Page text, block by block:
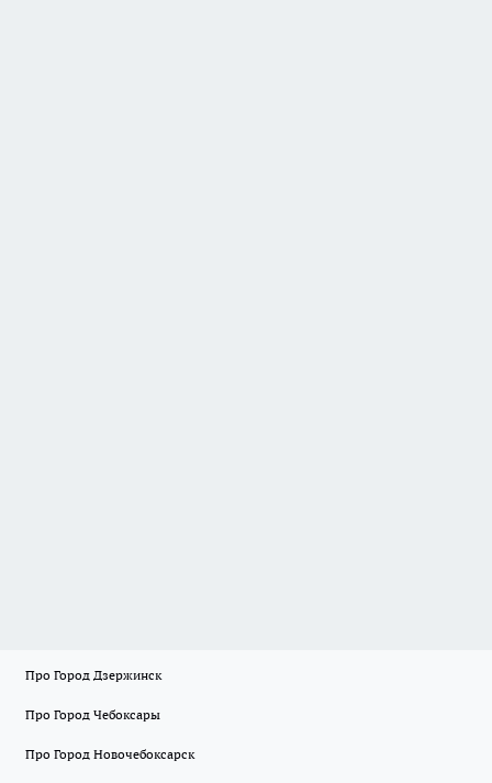
Про Город Дзержинск
Про Город Чебоксары
Про Город Новочебоксарск